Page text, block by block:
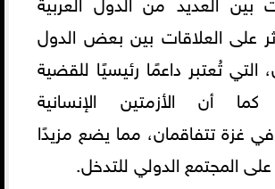
على العلاقات بين بعض الدول
التي تُعتبر داعمًا رئيسيًا للقضية
كما أن الأزمتين الإنسانية
في غزة تتفاقمان، مما يضع مزيدًا
المجتمع الدولي للتدخل.